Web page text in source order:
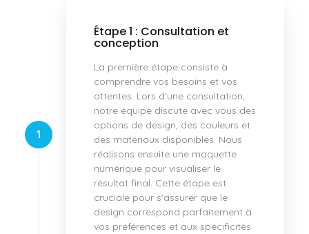
Étape 1 : Consultation et
conception
La première étape consiste à
comprendre vos besoins et vos
attentes. Lors d'une consultation,
notre équipe discute avec vous des
options de design, des couleurs et
des matériaux disponibles. Nous
réalisons ensuite une maquette
numérique pour visualiser le
résultat final. Cette étape est
cruciale pour s'assurer que le
design correspond parfaitement à
vos préférences et aux spécificités
1